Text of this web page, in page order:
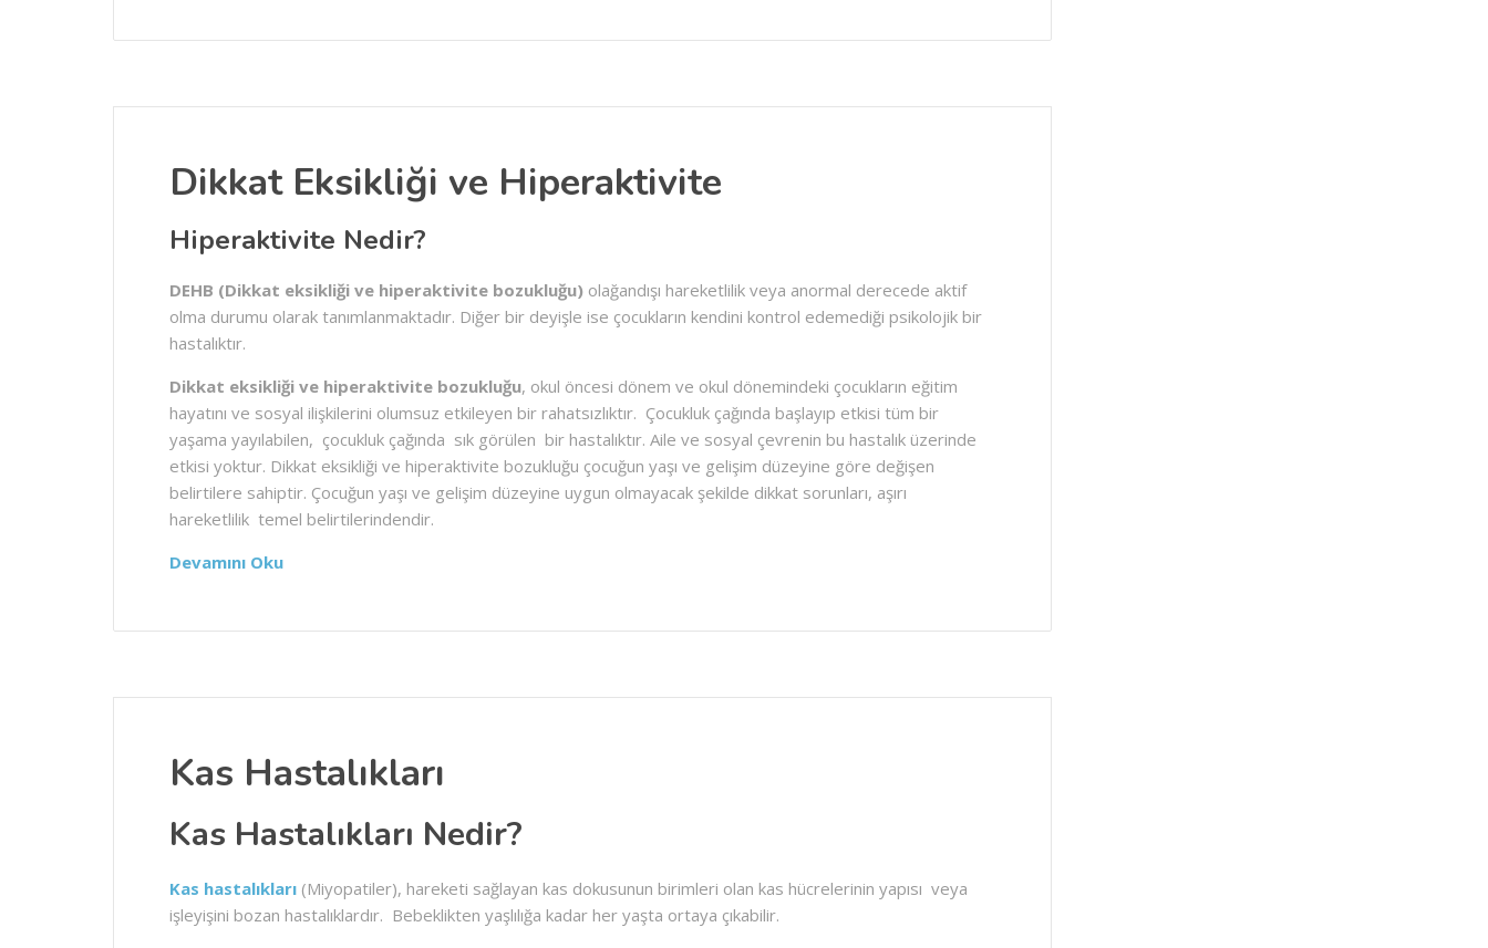
Dikkat Eksikliği ve Hiperaktivite
Hiperaktivite Nedir?
DEHB (Dikkat eksikliği ve hiperaktivite bozukluğu) olağandışı hareketlilik veya anormal derecede aktif
olma durumu olarak tanımlanmaktadır. Diğer bir deyişle ise çocukların kendini kontrol edemediği psikolojik bir
hastalıktır.
Dikkat eksikliği ve hiperaktivite bozukluğu, okul öncesi dönem ve okul dönemindeki çocukların eğitim
hayatını ve sosyal ilişkilerini olumsuz etkileyen bir rahatsızlıktır. Çocukluk çağında başlayıp etkisi tüm bir
yaşama yayılabilen, çocukluk çağında sık görülen bir hastalıktır. Aile ve sosyal çevrenin bu hastalık üzerinde
etkisi yoktur. Dikkat eksikliği ve hiperaktivite bozukluğu çocuğun yaşı ve gelişim düzeyine göre değişen
belirtilere sahiptir. Çocuğun yaşı ve gelişim düzeyine uygun olmayacak şekilde dikkat sorunları, aşırı
hareketlilik temel belirtilerindendir.
Devamını Oku
Kas Hastalıkları
Kas Hastalıkları Nedir?
Kas hastalıkları (Miyopatiler), hareketi sağlayan kas dokusunun birimleri olan kas hücrelerinin yapısı veya
işleyişini bozan hastalıklardır. Bebeklikten yaşlılığa kadar her yaşta ortaya çıkabilir.